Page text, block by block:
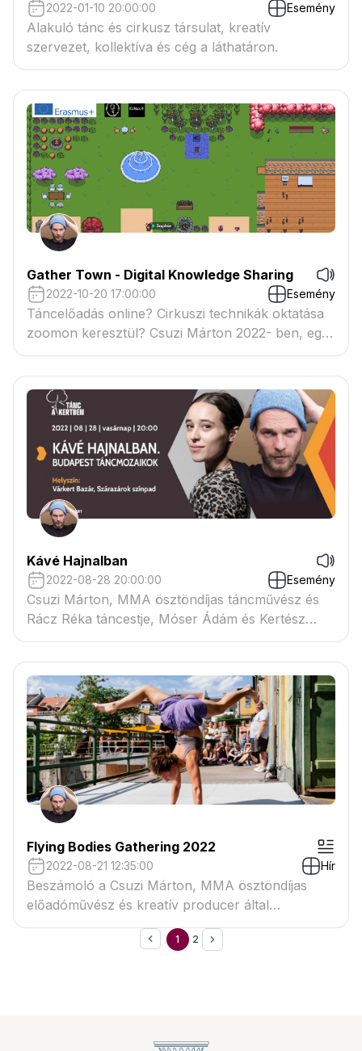
2022-01-10 20:00:00 Esemény
Alakuló tánc és cirkusz társulat, kreatív
szervezet, kollektíva és cég a láthatáron.
Gather Town - Digital Knowledge Sharing
2022-10-20 17:00:00 Esemény
Táncelőadás online? Cirkuszi technikák oktatása
zoomon keresztül? Csuzi Márton 2022- ben, egy
nemzetközi kutatásban vett részt, mely a
koronavírus járvány alatt alkalmazott kreatív és
innovatív online és digitális projekteket térképezte
fel. A kutatás eredményeinek prezentációja.
Kávé Hajnalban
2022-08-28 20:00:00 Esemény
Csuzi Márton, MMA ösztöndíjas táncművész és
Rácz Réka táncestje, Móser Ádám és Kertész
Endre zeneművészekkel, a Budapest
Táncmozaikok programsorozat keretében
Flying Bodies Gathering 2022
2022-08-21 12:35:00 Hír
Beszámoló a Csuzi Márton, MMA ösztöndíjas
előadóművész és kreatív producer által
szervezett és vezetett Flying Bodies kulturális és
művészeti fesztiválról
1 2